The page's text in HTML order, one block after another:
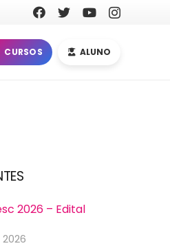
CURSOS ALUNO
2026 – Edital